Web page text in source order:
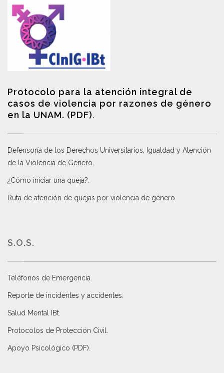
Protocolo para la atención integral de
casos de violencia por razones de género
en la UNAM. (PDF).
Defensoría de los Derechos Universitarios, Igualdad y Atención
de la Violencia de Género
¿Cómo iniciar una queja?
Ruta de atención de quejas por violencia de género
S.O.S.
Teléfonos de Emergencia.
Reporte de incidentes y accidentes
Salud Mental IBt
Protocolos de Protección Civil
Apoyo Psicológico (PDF)